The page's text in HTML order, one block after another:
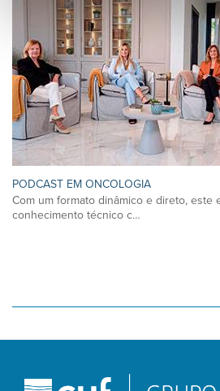
PODCAST EM ONCOLOGIA
Com um formato dinâmico e direto, este
conhecimento técnico c…